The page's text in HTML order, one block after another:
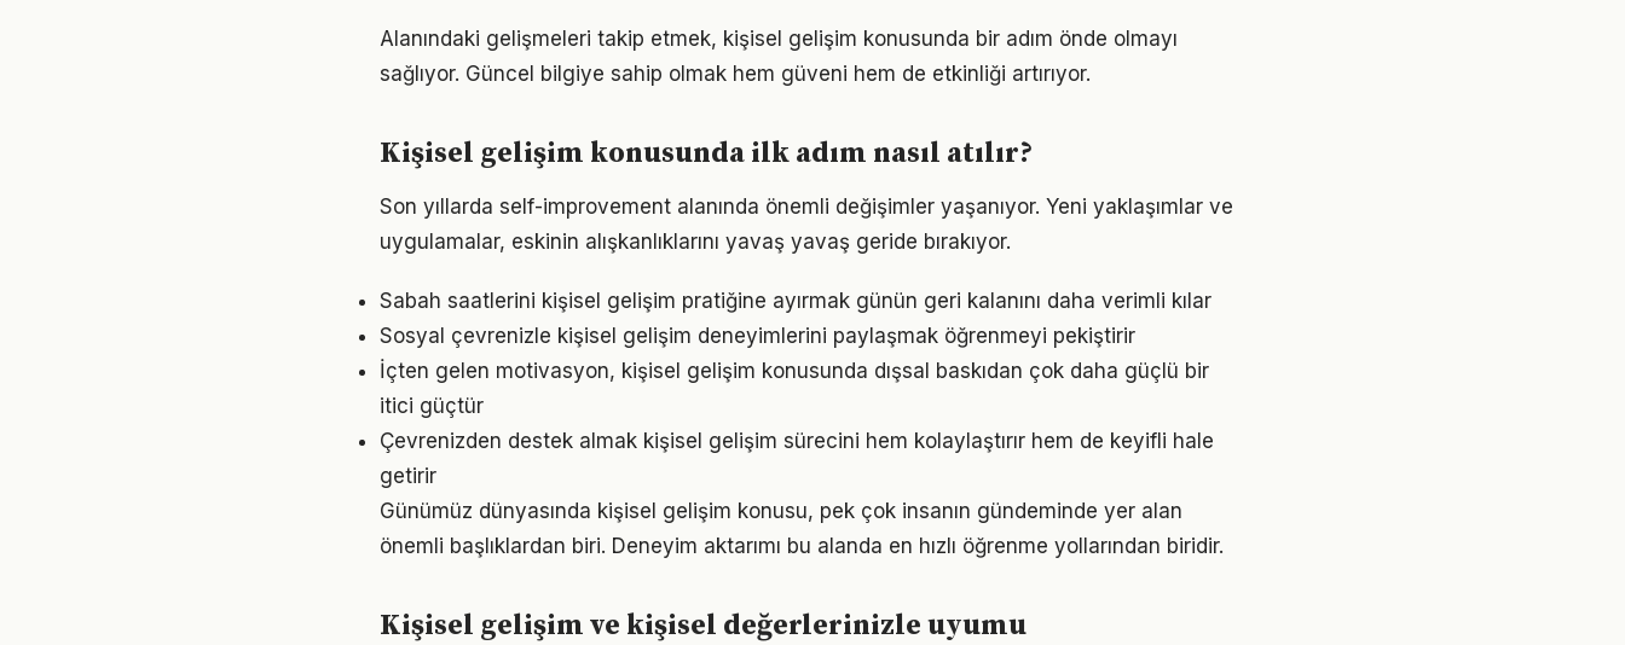
Alanındaki gelişmeleri takip etmek, kişisel gelişim konusunda bir adım önde olmayı
sağlıyor. Güncel bilgiye sahip olmak hem güveni hem de etkinliği artırıyor.
Kişisel gelişim konusunda ilk adım nasıl atılır?
Son yıllarda self-improvement alanında önemli değişimler yaşanıyor. Yeni yaklaşımlar ve
uygulamalar, eskinin alışkanlıklarını yavaş yavaş geride bırakıyor.
Sabah saatlerini kişisel gelişim pratiğine ayırmak günün geri kalanını daha verimli kılar
Sosyal çevrenizle kişisel gelişim deneyimlerini paylaşmak öğrenmeyi pekiştirir
İçten gelen motivasyon, kişisel gelişim konusunda dışsal baskıdan çok daha güçlü bir
itici güçtür
Çevrenizden destek almak kişisel gelişim sürecini hem kolaylaştırır hem de keyifli hale
getirir
Günümüz dünyasında kişisel gelişim konusu, pek çok insanın gündeminde yer alan
önemli başlıklardan biri. Deneyim aktarımı bu alanda en hızlı öğrenme yollarından biridir.
Kişisel gelişim ve kişisel değerlerinizle uyumu